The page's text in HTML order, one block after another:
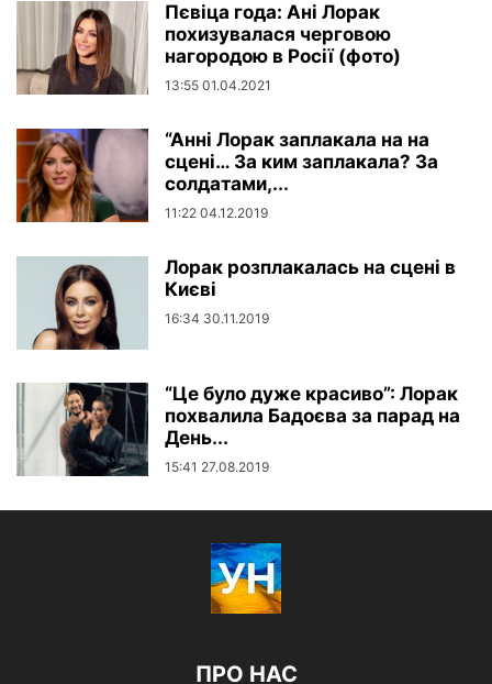
Пєвіца года: Ані Лорак
похизувалася черговою
нагородою в Росії (фото)
13:55 01.04.2021
“Анні Лорак заплакала на на
сцені… За ким заплакала? За
солдатами,...
11:22 04.12.2019
Лорак розплакалась на сцені в
Києві
16:34 30.11.2019
“Це було дуже красиво”: Лорак
похвалила Бадоєва за парад на
День...
15:41 27.08.2019
ПРО НАС